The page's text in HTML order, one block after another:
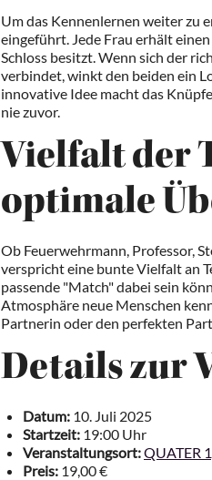
Um das Kennenlernen weiter zu
eingeführt. Jede Frau erhält
Schloss besitzt. Wenn sich der
verbindet, winkt den beiden ein
innovative Idee macht das
nie zuvor.
Vielfalt der
optimale
Ob Feuerwehrmann, Professor,
verspricht eine bunte Vielfalt an
passende "Match" dabei sein
Atmosphäre neue Menschen
Partnerin oder den perfekten
Details zur
Datum: 10. Juli 2025
Startzeit: 19:00 Uhr
Veranstaltungsort:QUATER
Preis: 19,00 €